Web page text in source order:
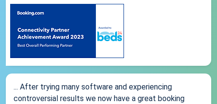
... After trying many software and experiencing
controversial results we now have a great booking